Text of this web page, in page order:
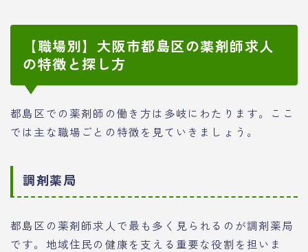
【職場別】大阪市都島区の薬剤師求人
の特徴と探し方
都島区での薬剤師の働き方は多岐にわたります。ここ
では主な職場ごとの特徴を見ていきましょう。
調剤薬局
都島区の薬剤師求人で最も多く見られるのが調剤薬局
です。地域住民の健康を支える重要な役割を担いま